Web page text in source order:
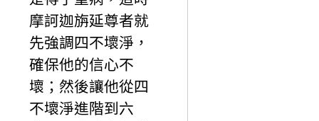
摩訶迦旃延尊者就
先強調四不壞淨，
確保他的信心不
壞；然後讓他從四
不壞淨進階到六